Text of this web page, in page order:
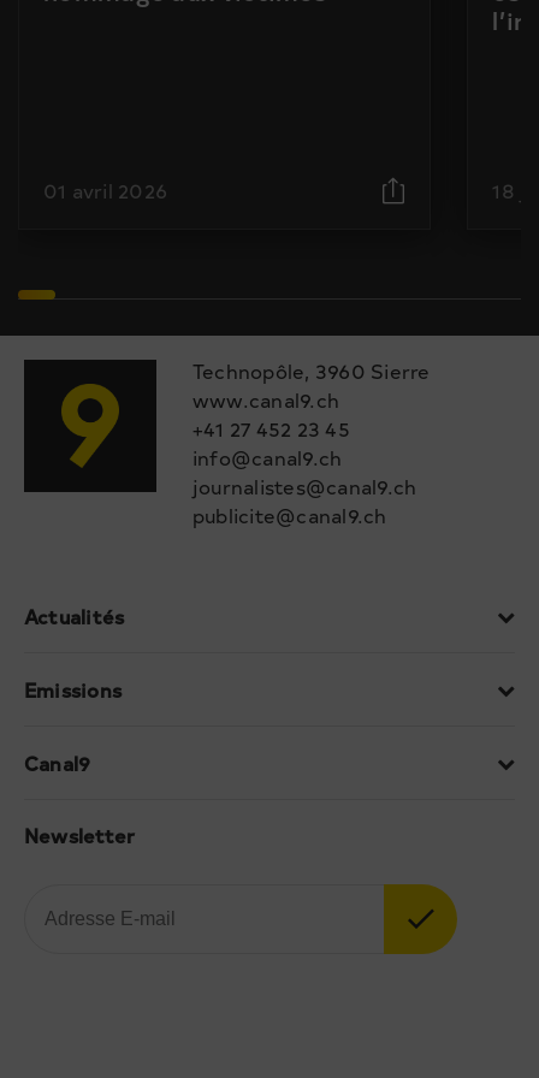
01 avril 2026 18
Technopôle, 3960 Sierre
www.canal9.ch
+41 27 452 23 45
info@canal9.ch
journalistes@canal9.ch
publicite@canal9.ch
Actualités
Emissions
Canal9
Newsletter